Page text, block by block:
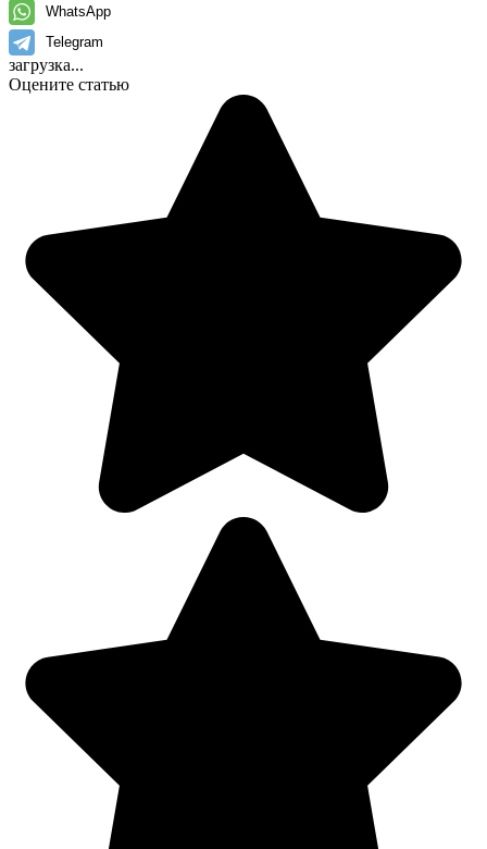
WhatsApp
Telegram
загрузка...
Оцените статью